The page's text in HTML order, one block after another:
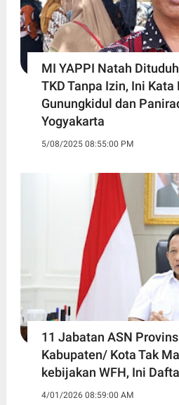
MI YAPPI Natah
TKD Tanpa Izin, Ini Kata
Gunungkidul dan
Yogyakarta
5/08/2025 08:55:00 PM
11 Jabatan ASN
Kabupaten/ Kota Tak
kebijakan WFH, Ini
4/01/2026 08:59:00 AM